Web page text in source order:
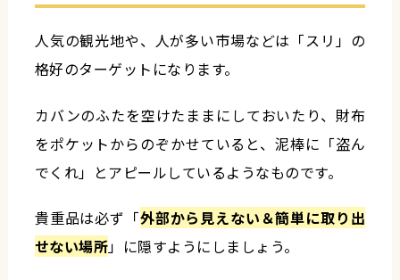
人気の観光地や、人が多い市場などは「スリ」の
格好のターゲットになります。
カバンのふたを空けたままにしておいたり、財布
をポケットからのぞかせていると、泥棒に「盗ん
でくれ」とアピールしているようなものです。
貴重品は必ず「外部から見えない＆簡単に取り出
せない場所」に隠すようにしましょう。